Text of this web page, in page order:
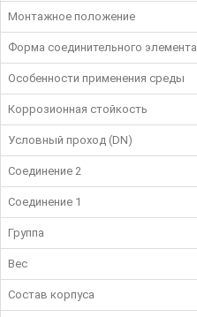
Монтажное положение
Форма соединительного элемента
Особенности применения среды
Коррозионная стойкость
Условный проход (DN)
Соединение 2
Соединение 1
Группа
Вес
Состав корпуса